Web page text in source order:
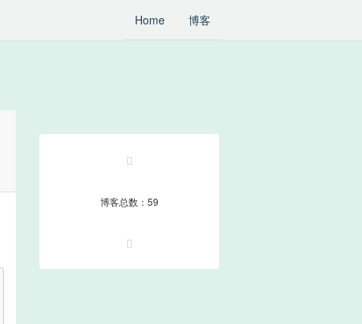
Home 博客
博客总数：59